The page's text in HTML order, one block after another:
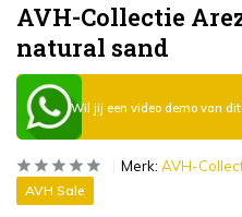
AVH-Collectie
natural sand
Wil jij een video demo van
Merk: AVH-
AVH Sale